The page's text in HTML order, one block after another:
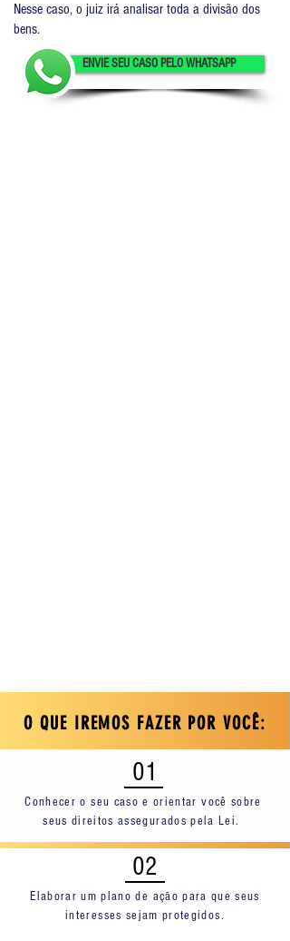
Nesse caso, o juiz irá analisar toda a divisão dos
bens.
ENVIE SEU CASO PELO WHATSAPP
O QUE IREMOS FAZER POR VOCÊ:
01
Conhecer o seu caso e orientar você sobre
seus direitos assegurados pela Lei.
02
Elaborar um plano de ação para que seus
interesses sejam protegidos.